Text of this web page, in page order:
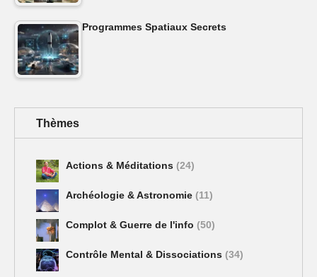
Programmes Spatiaux Secrets
Thèmes
Actions & Méditations (24)
Archéologie & Astronomie (11)
Complot & Guerre de l'info (50)
Contrôle Mental & Dissociations (34)